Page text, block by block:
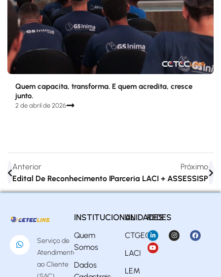
Quem capacita, transforma. E quem acredita, cresce
junto.
2 de abril de 2026
Anterior
Edital De Reconhecimento Das Cadeias Produtivas
Próximo
Parceria LACI + ASSESSISP
Serviço de
Atendimento
ao Cliente
INSTITUCIONAL
Quem
Somos
Dados
UNIDADES
CTGEO
LACI
LEM
REDES